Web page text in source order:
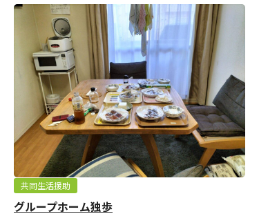
共同生活援助
グループホーム独歩